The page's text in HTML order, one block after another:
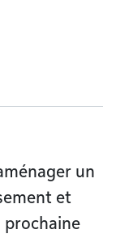
un
et
prochaine